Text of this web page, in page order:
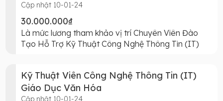
Cập nhật 10-01-24
30.000.000₫
Là mức lương tham khảo vị trí Chuyên Viên Đào
Tạo Hỗ Trợ Kỹ Thuật Công Nghệ Thông Tin (IT)
Kỹ Thuật Viên Công Nghệ Thông Tin (IT)
Giáo Dục Văn Hóa
Cập nhật 10-01-24